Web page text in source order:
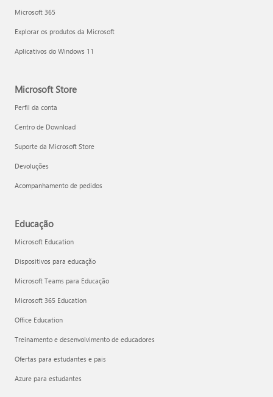
Microsoft 365
Explorar os produtos da Microsoft
Aplicativos do Windows 11
Microsoft Store
Perfil da conta
Centro de Download
Suporte da Microsoft Store
Devoluções
Acompanhamento de pedidos
Educação
Microsoft Education
Dispositivos para educação
Microsoft Teams para Educação
Microsoft 365 Education
Office Education
Treinamento e desenvolvimento de educadores
Ofertas para estudantes e pais
Azure para estudantes